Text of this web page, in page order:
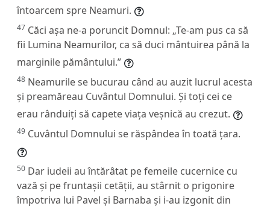
întoarcem spre Neamuri.
47 Căci așa ne-a poruncit Domnul: „Te-am pus ca să
fii Lumina Neamurilor, ca să duci mântuirea până la
marginile pământului.”
48 Neamurile se bucurau când au auzit lucrul acesta
și preamăreau Cuvântul Domnului. Și toți cei ce
erau rânduiți să capete viața veșnică au crezut.
49 Cuvântul Domnului se răspândea în toată țara.
50 Dar iudeii au întărâtat pe femeile cucernice cu
vază și pe fruntașii cetății, au stârnit o prigonire
împotriva lui Pavel și Barnaba și i-au izgonit din